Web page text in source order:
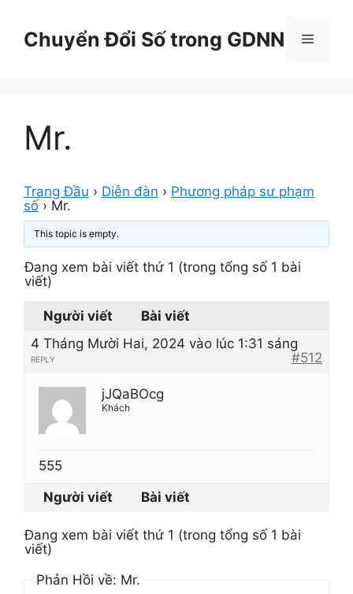
Chuyển Đổi Số trong GDNN Menu
Mr.
Trang Đầu › Diễn đàn › Phương pháp sư phạm
số › Mr.
This topic is empty.
Đang xem bài viết thứ 1 (trong tổng số 1 bài
viết)
Người viết
Bài viết
4 Tháng Mười Hai, 2024 vào lúc 1:31 sáng
#512
REPLY
jJQaBOcg
Khách
555
Người viết
Bài viết
Đang xem bài viết thứ 1 (trong tổng số 1 bài
viết)
Phản Hồi về: Mr.